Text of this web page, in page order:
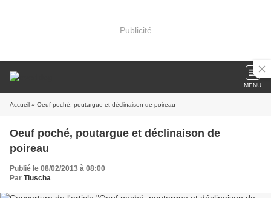
Publicité
MENU
Accueil » Oeuf poché, poutargue et déclinaison de poireau
Oeuf poché, poutargue et déclinaison de
poireau
Publié le 08/02/2013 à 08:00
Par Tiuscha